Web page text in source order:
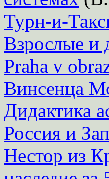
Турн-и-
Взрослые и
Praha v
Винсенца
Дидактика
Россия и
Нестор из